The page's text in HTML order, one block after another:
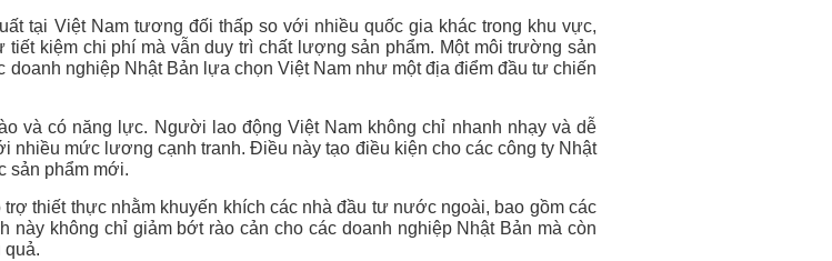
tại Việt Nam tương đối thấp so với nhiều quốc gia khác trong khu vực,
kiệm chi phí mà vẫn duy trì chất lượng sản phẩm. Một môi trường sản
nghiệp Nhật Bản lựa chọn Việt Nam như một địa điểm đầu tư chiến
và có năng lực. Người lao động Việt Nam không chỉ nhanh nhạy và dễ
nhiều mức lương cạnh tranh. Điều này tạo điều kiện cho các công ty Nhật
sản phẩm mới.
thiết thực nhằm khuyến khích các nhà đầu tư nước ngoài, bao gồm các
không chỉ giảm bớt rào cản cho các doanh nghiệp Nhật Bản mà còn
quả.